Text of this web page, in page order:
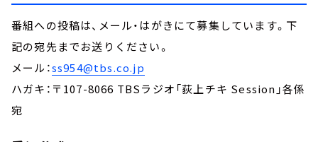
番組への投稿は、メール・はがきにて募集しています。下
記の宛先までお送りください。
メール：ss954@tbs.co.jp
ハガキ：〒107-8066 TBSラジオ「荻上チキ Session」各係
宛